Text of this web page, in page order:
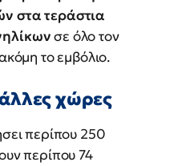
στα τεράστια
σε όλο τον
το εμβόλιο.
χώρες
περίπου 250
περίπου 74